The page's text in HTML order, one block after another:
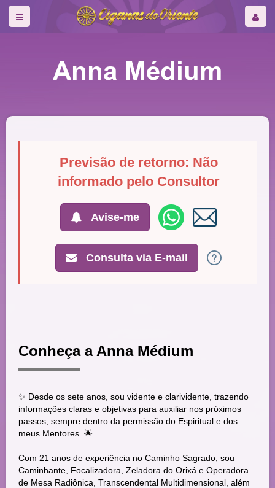
Anna Médium
Previsão de retorno: Não
informado pelo Consultor
Avise-me
Consulta via E-mail
Conheça a Anna Médium
✨ Desde os sete anos, sou vidente e clarividente, trazendo
informações claras e objetivas para auxiliar nos próximos
passos, sempre dentro da permissão do Espiritual e dos
meus Mentores. 🌟
Com 21 anos de experiência no Caminho Sagrado, sou
Caminhante, Focalizadora, Zeladora do Orixá e Operadora
de Mesa Radiônica, Transcendental Multidimensional, além